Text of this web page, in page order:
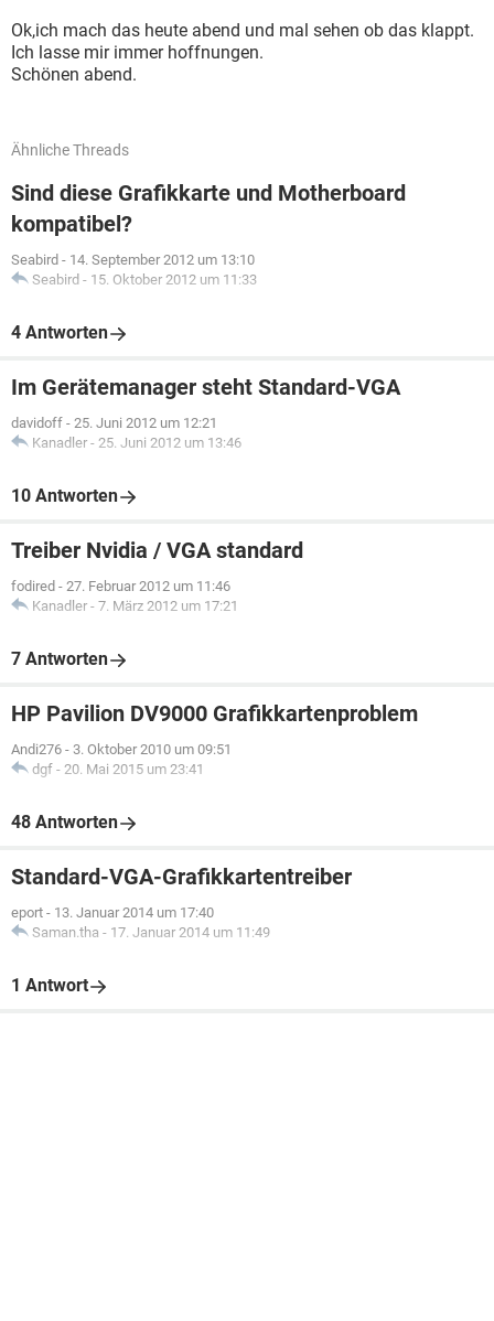
Ok,ich mach das heute abend und mal sehen ob das klappt.
Ich lasse mir immer hoffnungen.
Schönen abend.
Ähnliche Threads
Sind diese Grafikkarte und Motherboard
kompatibel?
Seabird - 14. September 2012 um 13:10
Seabird - 15. Oktober 2012 um 11:33
4 Antworten
Im Gerätemanager steht Standard-VGA
davidoff - 25. Juni 2012 um 12:21
Kanadler - 25. Juni 2012 um 13:46
10 Antworten
Treiber Nvidia / VGA standard
fodired - 27. Februar 2012 um 11:46
Kanadler - 7. März 2012 um 17:21
7 Antworten
HP Pavilion DV9000 Grafikkartenproblem
Andi276 - 3. Oktober 2010 um 09:51
dgf - 20. Mai 2015 um 23:41
48 Antworten
Standard-VGA-Grafikkartentreiber
eport - 13. Januar 2014 um 17:40
Saman.tha - 17. Januar 2014 um 11:49
1 Antwort